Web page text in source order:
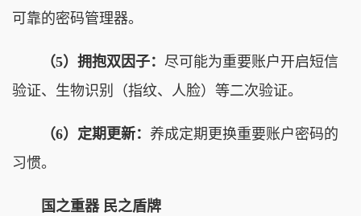
可靠的密码管理器。
（5）拥抱双因子： 尽可能为重要账户开启短信
验证、生物识别（指纹、人脸）等二次验证。
（6）定期更新： 养成定期更换重要账户密码的
习惯。
国之重器 民之盾牌